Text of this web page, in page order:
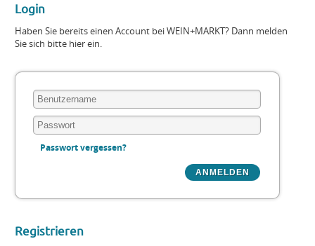
Login
Haben Sie bereits einen Account bei WEIN+MARKT? Dann melden
Sie sich bitte hier ein.
Passwort vergessen?
Registrieren